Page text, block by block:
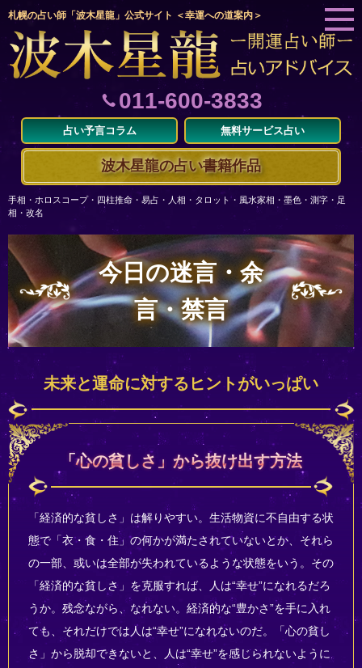
札幌の占い師「波木星龍」公式サイト ＜幸運への道案内＞
011-600-3833
占い予言コラム 無料サービス占い
波木星龍の占い書籍作品
手相・ホロスコープ・四柱推命・易占・人相・タロット・風水家相・墨色・測字・足
相・改名
今日の迷言・余
言・禁言
未来と運命に対するヒントがいっぱい
「心の貧しさ」から抜け出す方法
「経済的な貧しさ」は解りやすい。生活物資に不自由する状
態で「衣・食・住」の何かが満たされていないとか、それら
の一部、或いは全部が失われているような状態をいう。その
「経済的な貧しさ」を克服すれば、人は“幸せ”になれるだろ
うか。残念ながら、なれない。経済的な“豊かさ”を手に入れ
ても、それだけでは人は“幸せ”になれないのだ。「心の貧し
さ」から脱却できないと、人は“幸せ”を感じられないように